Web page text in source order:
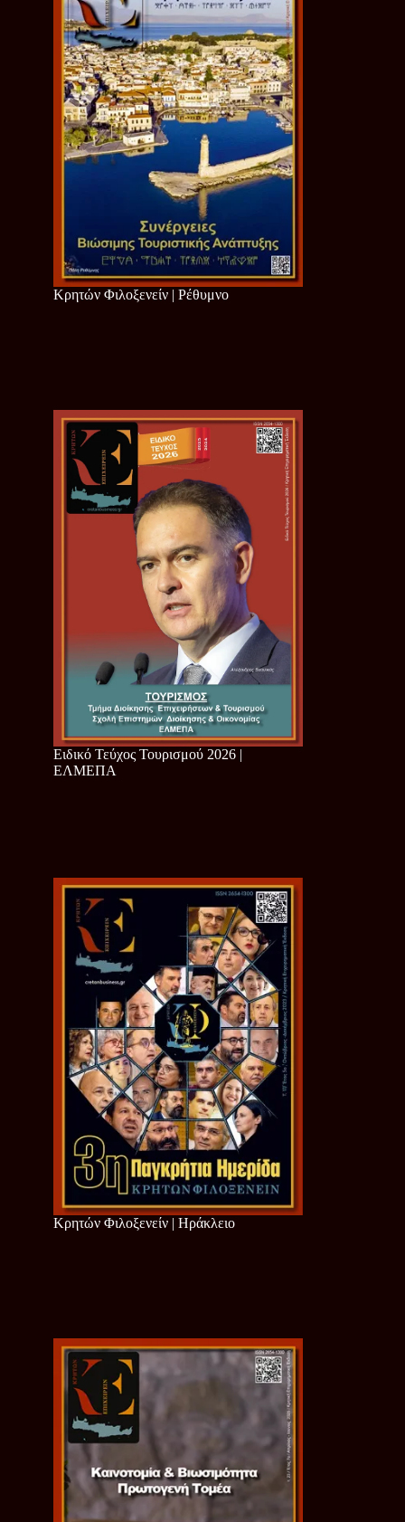
Κρητών Φιλοξενείν | Ρέθυμνο
Ειδικό Τεύχος Τουρισμού 2026 |
ΕΛΜΕΠΑ
Κρητών Φιλοξενείν | Ηράκλειο